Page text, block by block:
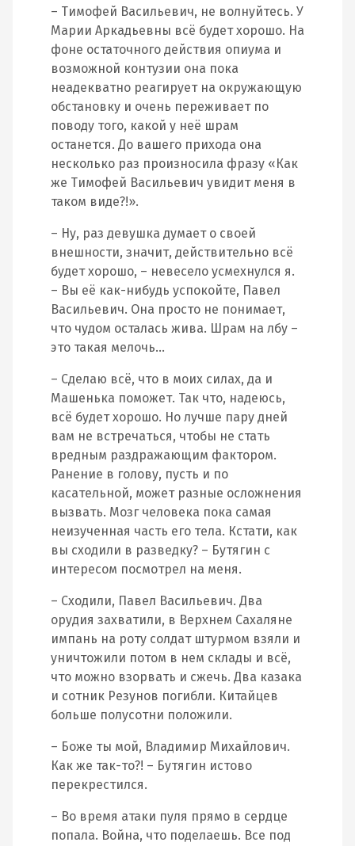
– Тимофей Васильевич, не волнуйтесь. У
Марии Аркадьевны всё будет хорошо. На
фоне остаточного действия опиума и
возможной контузии она пока
неадекватно реагирует на окружающую
обстановку и очень переживает по
поводу того, какой у неё шрам
останется. До вашего прихода она
несколько раз произносила фразу «Как
же Тимофей Васильевич увидит меня в
таком виде?!».
– Ну, раз девушка думает о своей
внешности, значит, действительно всё
будет хорошо, – невесело усмехнулся я.
– Вы её как-нибудь успокойте, Павел
Васильевич. Она просто не понимает,
что чудом осталась жива. Шрам на лбу –
это такая мелочь…
– Сделаю всё, что в моих силах, да и
Машенька поможет. Так что, надеюсь,
всё будет хорошо. Но лучше пару дней
вам не встречаться, чтобы не стать
вредным раздражающим фактором.
Ранение в голову, пусть и по
касательной, может разные осложнения
вызвать. Мозг человека пока самая
неизученная часть его тела. Кстати, как
вы сходили в разведку? – Бутягин с
интересом посмотрел на меня.
– Сходили, Павел Васильевич. Два
орудия захватили, в Верхнем Сахаляне
импань на роту солдат штурмом взяли и
уничтожили потом в нем склады и всё,
что можно взорвать и сжечь. Два казака
и сотник Резунов погибли. Китайцев
больше полусотни положили.
– Боже ты мой, Владимир Михайлович.
Как же так-то?! – Бутягин истово
перекрестился.
– Во время атаки пуля прямо в сердце
попала. Война, что поделаешь. Все под